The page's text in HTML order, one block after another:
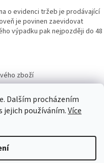
Dalším procházením
jejich používáním.Více
o evidenci tržeb je prodávající
je povinen zaevidovat
výpadku pak nejpozději do 48
zboží